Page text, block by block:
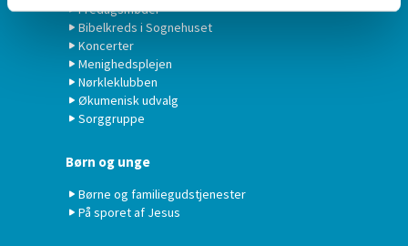
Fredagsmøder
Bibelkreds i Sognehuset
Koncerter
Menighedsplejen
Nørkleklubben
Økumenisk udvalg
Sorggruppe
Børn og unge
Børne og familiegudstjenester
På sporet af Jesus